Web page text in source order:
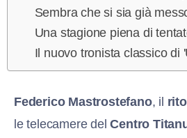
Sembra che si sia già
Una stagione piena di
Il nuovo tronista classico di
Federico Mastrostefano, il
le telecamere delCentro